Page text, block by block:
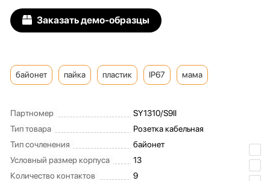
Заказать демо-образцы
байонет пайка пластик IP67 мама
Партномер
SY1310/S9II
Тип товара
Розетка кабельная
Тип сочленения
байонет
Условный размер корпуса
13
Количество контактов
9